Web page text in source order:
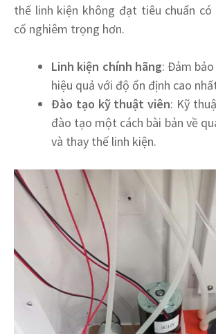
thế linh kiện không đạt tiêu chuẩn
cố nghiêm trọng hơn.
Linh kiện chính hãng: Đảm
hiệu quả với độ ổn định cao
Đào tạo kỹ thuật viên: Kỹ
đào tạo một cách bài bản về
và thay thế linh kiện.